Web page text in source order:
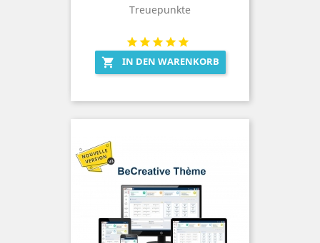
Treuepunkte
 IN DEN WARENKORB